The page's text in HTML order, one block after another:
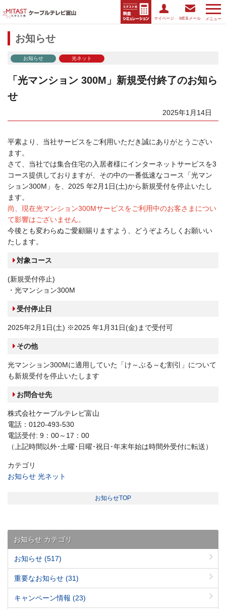
メニュー
マイページ WEBメール
お知らせ
お知らせ 光ネット
「光マンション 300M」新規受付終了のお知ら
せ
2025年1月14日
平素より、当社サービスをご利用いただき誠にありがとうござい
ます。
さて、当社では集合住宅の入居者様にインターネットサービスを3
コース提供しておりますが、その中の一番低速なコース「光マン
ション300M」を、2025 年2月1日(土)から新規受付を停止いたし
ます。
尚、現在光マンション300Mサービスをご利用中のお客さまについ
て影響はございません。
今後とも変わらぬご愛顧賜りますよう、どうぞよろしくお願いい
たします。
対象コース
(新規受付停止)
・光マンション300M
受付停止日
2025年2月1日(土) ※2025 年1月31日(金)まで受付可
その他
光マンション300Mに適用していた「け～ぶる～む割引」について
も新規受付を停止いたします
お問合せ先
株式会社ケーブルテレビ富山
電話：0120-493-530
電話受付: 9：00～17：00
（上記時間以外･土曜･日曜･祝日･年末年始は時間外受付に転送）
カテゴリ
お知らせ 光ネット
お知らせTOP
お知らせ カテゴリ
お知らせ (517)
重要なお知らせ (31)
キャンペーン情報 (23)